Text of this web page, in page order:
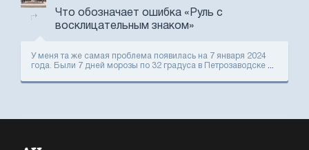
Что обозначает ошибка «Руль с
восклицательным знаком»
У меня та же самая проблема появилась на 7 января 2024
года. Были 7 дней морозы по 32 градуса в Петрозаводске ...